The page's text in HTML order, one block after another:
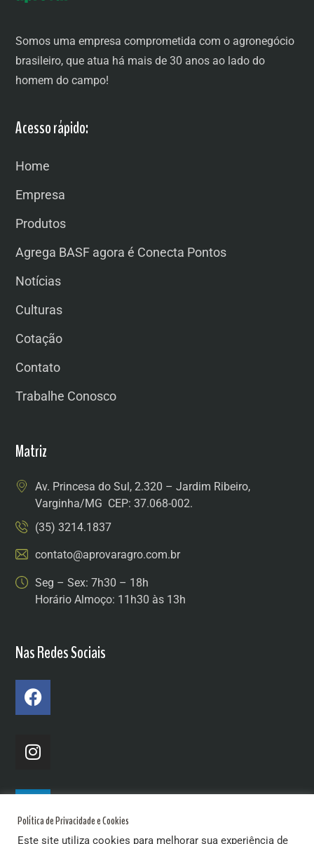
Somos uma empresa comprometida com o agronegócio
brasileiro, que atua há mais de 30 anos ao lado do
homem do campo!
Acesso rápido:
Home
Empresa
Produtos
Agrega BASF agora é Conecta Pontos
Notícias
Culturas
Cotação
Contato
Trabalhe Conosco
Matriz
Av. Princesa do Sul, 2.320 – Jardim Ribeiro,
Varginha/MG CEP: 37.068-002.
(35) 3214.1837
contato@aprovaragro.com.br
Seg – Sex: 7h30 – 18h
Horário Almoço: 11h30 às 13h
Nas Redes Sociais
Política de Privacidade e Cookies
Este site utiliza cookies para melhorar sua experiência de